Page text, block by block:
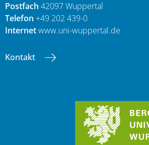
Postfach 42097 Wuppertal
Telefon +49 202 439-0
Internetwww.uni-wuppertal.de
Kontakt